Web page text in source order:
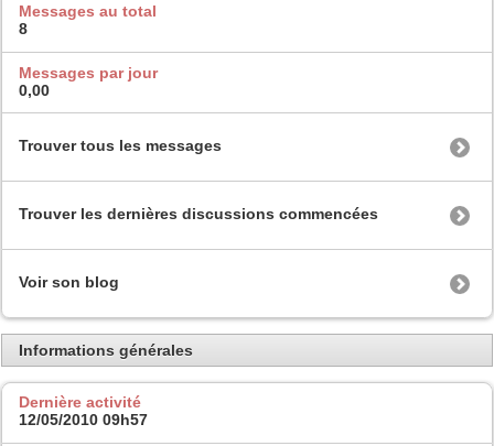
Messages au total
8
Messages par jour
0,00
Trouver tous les messages
Trouver les dernières discussions commencées
Voir son blog
Informations générales
Dernière activité
12/05/2010 09h57